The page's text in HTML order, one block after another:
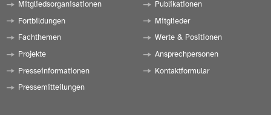
Mitgliedsorganisationen
Fortbildungen
Fachthemen
Projekte
Presseinformationen
Pressemitteilungen
Publikationen
Mitglieder
Werte & Positionen
Ansprechpersonen
Kontaktformular